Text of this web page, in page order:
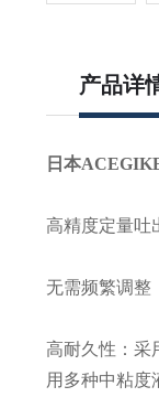
产品详
日本
高精度定量吐
无需频繁调整
高耐久性：采
用多种中粘度